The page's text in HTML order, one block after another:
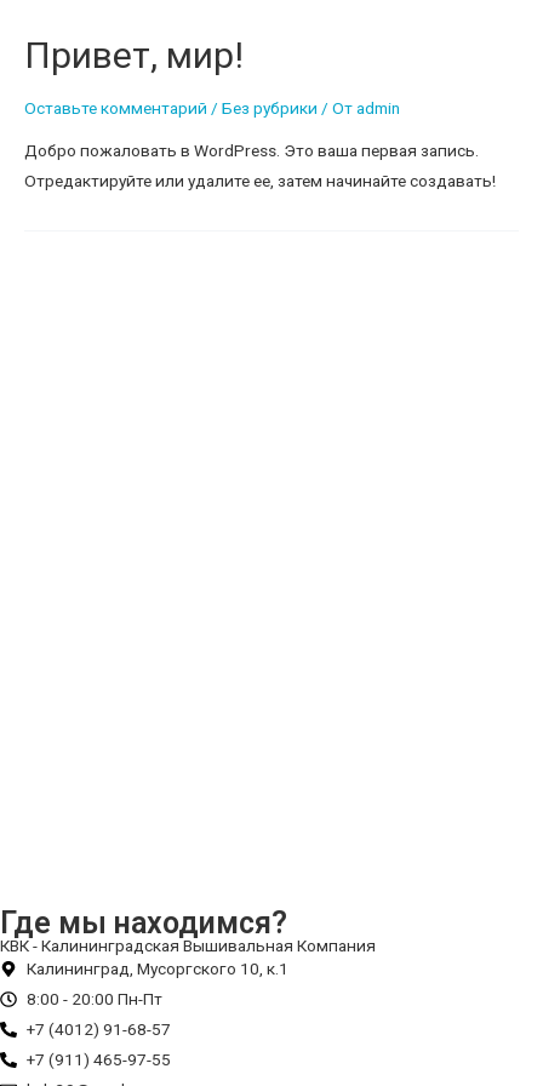
Привет, мир!
Оставьте комментарий / Без рубрики / Отadmin
Добро пожаловать в WordPress. Это ваша первая запись.
Отредактируйте или удалите ее, затем начинайте создавать!
Где мы находимся?
КВК - Калининградская Вышивальная Компания
Калининград, Мусоргского 10, к.1
8:00 - 20:00 Пн-Пт
+7 (4012) 91-68-57
+7 (911) 465-97-55